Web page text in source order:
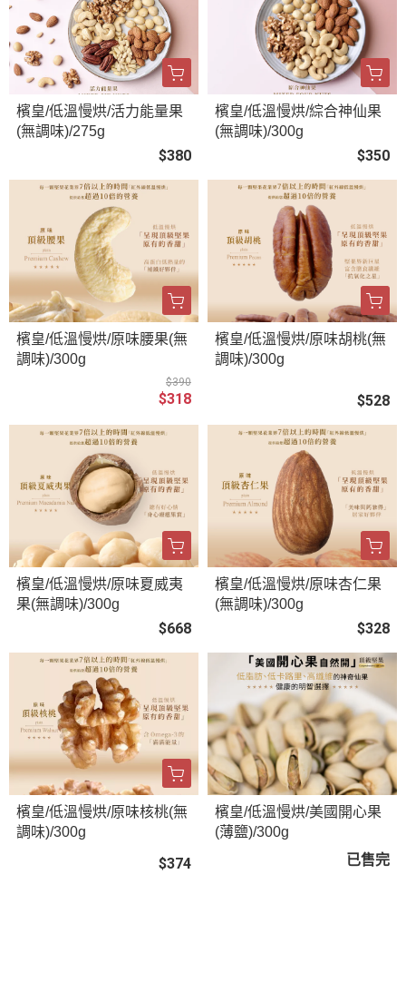
檳皇/低溫慢烘/活力能量果
(無調味)/275g
$380
檳皇/低溫慢烘/綜合神仙果
(無調味)/300g
$350
檳皇/低溫慢烘/原味腰果(無
調味)/300g
$390
$318
檳皇/低溫慢烘/原味胡桃(無
調味)/300g
$528
檳皇/低溫慢烘/原味夏威夷
果(無調味)/300g
$668
檳皇/低溫慢烘/原味杏仁果
(無調味)/300g
$328
檳皇/低溫慢烘/原味核桃(無
調味)/300g
$374
檳皇/低溫慢烘/美國開心果
(薄鹽)/300g
已售完